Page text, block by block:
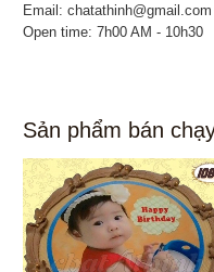
Email: chatathinh@gmail.com
Open time: 7h00 AM - 10h30
Sản phẩm bán